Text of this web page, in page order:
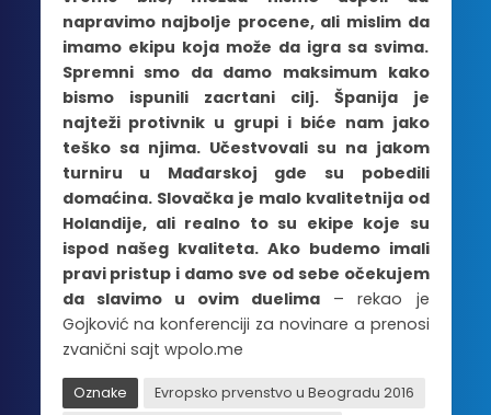
napravimo najbolje procene, ali mislim da
imamo ekipu koja može da igra sa svima.
Spremni smo da damo maksimum kako
bismo ispunili zacrtani cilj. Španija je
najteži protivnik u grupi i biće nam jako
teško sa njima. Učestvovali su na jakom
turniru u Mađarskoj gde su pobedili
domaćina. Slovačka je malo kvalitetnija od
Holandije, ali realno to su ekipe koje su
ispod našeg kvaliteta. Ako budemo imali
pravi pristup i damo sve od sebe očekujem
da slavimo u ovim duelima – rekao je
Gojković na konferenciji za novinare a prenosi
zvanični sajt wpolo.me
Oznake
Evropsko prvenstvo u Beogradu 2016